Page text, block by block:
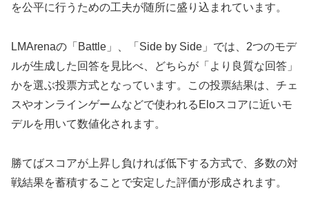
を公平に行うための工夫が随所に盛り込まれています。
LMArenaの「Battle」、「Side by Side」では、2つのモデ
ルが生成した回答を見比べ、どちらが「より良質な回答」
かを選ぶ投票方式となっています。この投票結果は、チェ
スやオンラインゲームなどで使われるEloスコアに近いモ
デルを用いて数値化されます。
勝てばスコアが上昇し負ければ低下する方式で、多数の対
戦結果を蓄積することで安定した評価が形成されます。